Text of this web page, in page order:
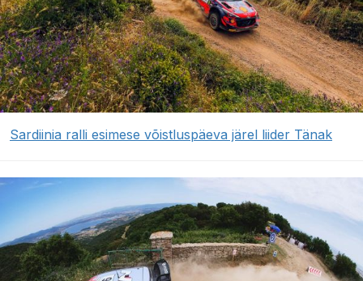
Sardiinia ralli esimese võistluspäeva järel liider Tänak